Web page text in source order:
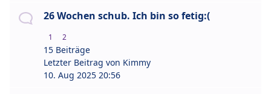
26 Wochen schub. Ich bin so fetig:(
1 2
15 Beiträge
Letzter Beitrag von Kimmy
10. Aug 2025 20:56